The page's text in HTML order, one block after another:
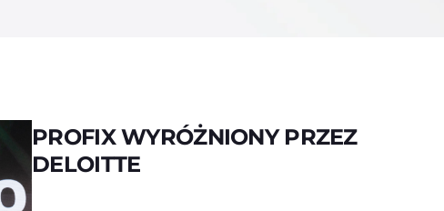
PROFIX WYRÓŻNIONY PRZEZ
DELOITTE